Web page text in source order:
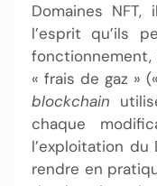
Domaines
l’esprit qu’ils
fonctionnement,
« frais de gaz »
blockchain
chaque
l’exploitation du
rendre en